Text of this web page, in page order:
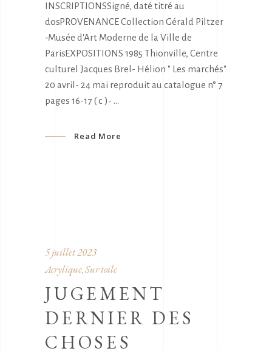
INSCRIPTIONSSigné, daté titré au
dosPROVENANCE Collection Gérald Piltzer
-Musée d'Art Moderne de la Ville de
ParisEXPOSITIONS 1985 Thionville, Centre
culturel Jacques Brel- Hélion " Les marchés"
20 avril- 24 mai reproduit au catalogue n° 7
pages 16-17 ( c )-
Read More
5 juillet 2023
Acrylique, Sur toile
JUGEMENT
DERNIER DES
CHOSES